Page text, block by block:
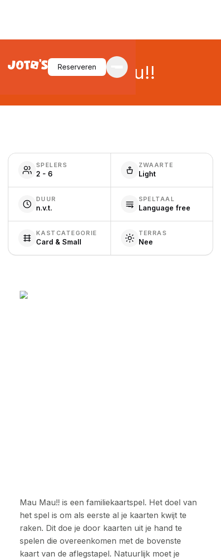
Reserveren
Mau Mau!!
SPELERS
2 - 6
ZWAARTE
Light
DUUR
n.v.t.
SPELTAAL
Language free
KASTCATEGORIE
Card & Small
TERRAS
Nee
Mau Mau!! is een familiekaartspel. Het doel van
het spel is om als eerste al je kaarten kwijt te
raken. Dit doe je door kaarten uit je hand te
spelen die overeenkomen met de bovenste
kaart van de aflegstapel. Natuurlijk moet je